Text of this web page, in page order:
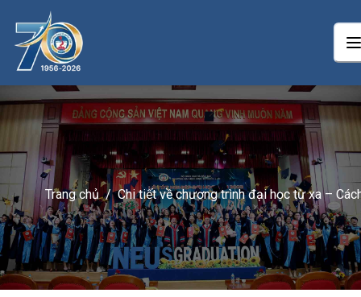
Trang chủ / Chi tiết về chương trình đại học từ xa –
đăng ký